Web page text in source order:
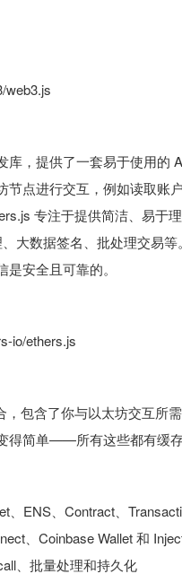
web3.js
库，提供了一套易于使用的
节点进行交互，例如读取账
专注于提供简洁、易于
大数据签名、批处理交易
安全且可靠的。
io/ethers.js
包含了你与以太坊交互所
得简单——所有这些都有缓
、ENS、Contract、
、Coinbase Wallet 和
、批量处理和持久化